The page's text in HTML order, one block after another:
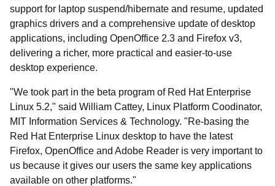
support for laptop suspend/hibernate and resume, updated
graphics drivers and a comprehensive update of desktop
applications, including OpenOffice 2.3 and Firefox v3,
delivering a richer, more practical and easier-to-use
desktop experience.
"We took part in the beta program of Red Hat Enterprise
Linux 5.2," said William Cattey, Linux Platform Coodinator,
MIT Information Services & Technology. "Re-basing the
Red Hat Enterprise Linux desktop to have the latest
Firefox, OpenOffice and Adobe Reader is very important to
us because it gives our users the same key applications
available on other platforms."